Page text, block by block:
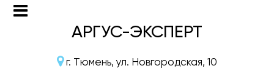
АРГУС-ЭКСПЕРТ
г. Тюмень, ул. Новгородская, 10